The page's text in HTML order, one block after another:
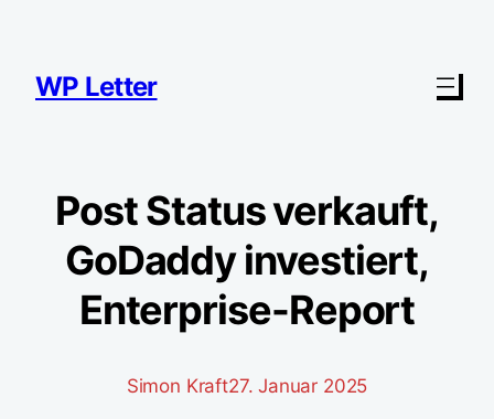
springen
WP Letter
Post Status verkauft,
GoDaddy investiert,
Enterprise-Report
Simon Kraft27. Januar 2025